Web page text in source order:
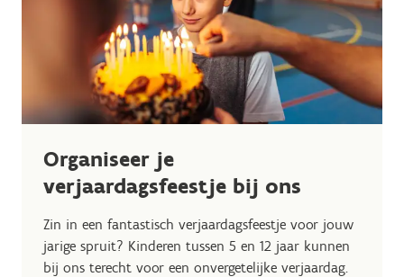
Organiseer je
verjaardagsfeestje bij ons
Zin in een fantastisch verjaardagsfeestje voor jouw
jarige spruit? Kinderen tussen 5 en 12 jaar kunnen
bij ons terecht voor een onvergetelijke verjaardag.